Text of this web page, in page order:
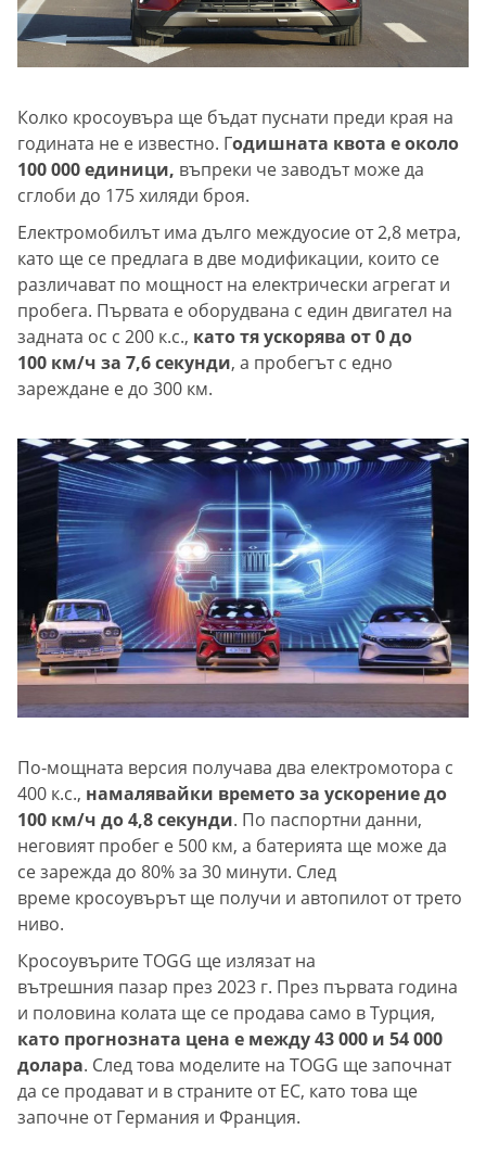
Колко кросоувъра ще бъдат пуснати преди края на
годината не е известно. Годишната квота е около
100 000 единици, въпреки че заводът може да
сглоби до 175 хиляди броя.
Електромобилът има дълго междуосие от 2,8 метра,
като ще се предлага в две модификации, които се
различават по мощност на електрически агрегат и
пробега. Първата е оборудвана с един двигател на
задната ос с 200 к.с., като тя ускорява от 0 до
100 км/ч за 7,6 секунди, а пробегът с едно
зареждане е до 300 км.
По-мощната версия получава два електромотора с
400 к.с., намалявайки времето за ускорение до
100 км/ч до 4,8 секунди. По паспортни данни,
неговият пробег е 500 км, а батерията ще може да
се зарежда до 80% за 30 минути. След
време кросоувърът ще получи и автопилот от трето
ниво.
Кросоувърите TOGG ще излязат на
вътрешния пазар през 2023 г. През първата година
и половина колата ще се продава само в Турция,
като прогнозната цена е между 43 000 и 54 000
долара. След това моделите на TOGG ще започнат
да се продават и в страните от ЕС, като това ще
започне от Германия и Франция.